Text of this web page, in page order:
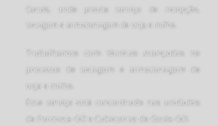
Gerais, onde presta serviço de recepção,
secagem e armazenagem de soja e milho.
Trabalhamos com técnicas avançadas no
processo de secagem e armazenagem de
soja e milho.
Esse serviço está concentrado nas unidades
de Formosa-GO e Cabeceiras de Goiás-GO.